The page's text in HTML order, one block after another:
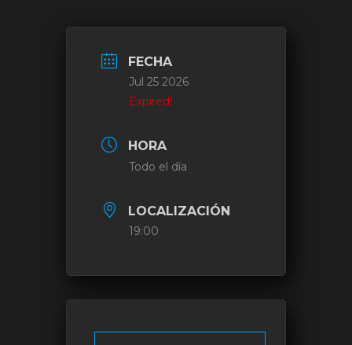
FECHA
Jul 25 2026
Expired!
HORA
Todo el día
LOCALIZACIÓN
19:00